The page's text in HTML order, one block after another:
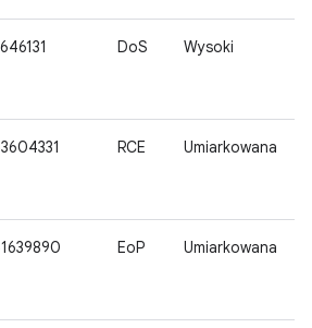
DoS Wysoki
RCE Umiarkowana
EoP Umiarkowana